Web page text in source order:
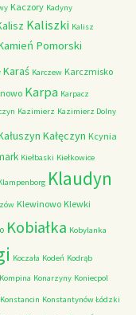
Kaczory Kadyny
Kaliszki Kalisz
Pomorski
Karaś Karczew Karczmisko
Karpa Karpacz
Kazimierz Kazimierz Dolny
Kałęczyn Kcynia
Kiełbaski Kiełkowice
Klaudyn
Klewinowo Klewki
Kobiałka Kobylanka
Koczała Kodeń Kodrąb
Kompina Konarzyny Koniecpol
Konstancin Konstantynów Łódzki